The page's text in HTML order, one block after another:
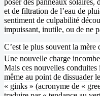
poser des panneaux solaires,
et de filtration de l’eau de
sentiment de culpabilité
impuissant, inutile, ou de ne
C’est le plus souvent la mère
Une nouvelle charge
Mais ces nouvelles
même au point de dissuader
« ginks » (acronyme de «